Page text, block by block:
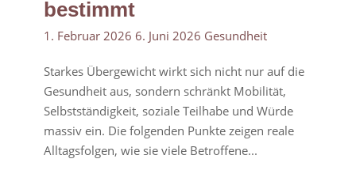
bestimmt
1. Februar 2026 6. Juni 2026 Gesundheit
Starkes Übergewicht wirkt sich nicht nur auf die
Gesundheit aus, sondern schränkt Mobilität,
Selbstständigkeit, soziale Teilhabe und Würde
massiv ein. Die folgenden Punkte zeigen reale
Alltagsfolgen, wie sie viele Betroffene...